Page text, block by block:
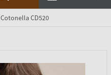
Cotonella CD520